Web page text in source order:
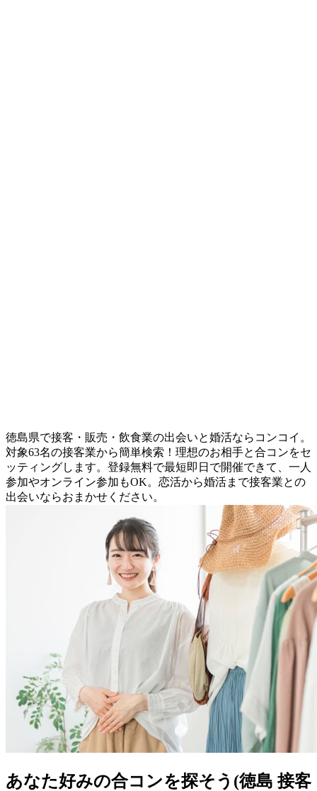
徳島県で接客・販売・飲食業の出会いと婚活ならコンコイ。
対象63名の接客業から簡単検索！理想のお相手と合コンをセ
ッティングします。登録無料で最短即日で開催できて、一人
参加やオンライン参加もOK。恋活から婚活まで接客業との
出会いならおまかせください。
あなた好みの合コンを探そう(徳島 接客